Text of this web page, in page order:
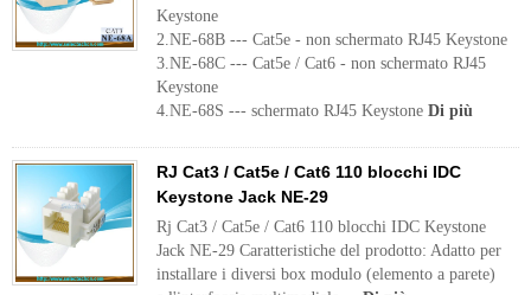
Keystone
2.NE-68B --- Cat5e - non schermato RJ45 Keystone
3.NE-68C --- Cat5e / Cat6 - non schermato RJ45
Keystone
4.NE-68S --- schermato RJ45 Keystone Di più
RJ Cat3 / Cat5e / Cat6 110 blocchi IDC
Keystone Jack NE-29
Rj Cat3 / Cat5e / Cat6 110 blocchi IDC Keystone
Jack NE-29 Caratteristiche del prodotto: Adatto per
installare i diversi box modulo (elemento a parete)